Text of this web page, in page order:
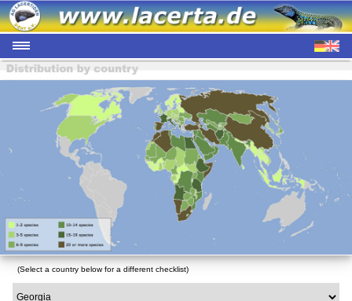
(Select a country below for a different checklist)